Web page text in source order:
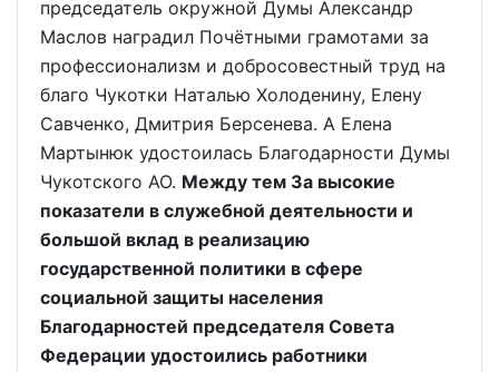
председатель окружной Думы Александр
Маслов наградил Почётными грамотами за
профессионализм и добросовестный труд на
благо Чукотки Наталью Холоденину, Елену
Савченко, Дмитрия Берсенева. А Елена
Мартынюк удостоилась Благодарности Думы
Чукотского АО. Между тем За высокие
показатели в служебной деятельности и
большой вклад в реализацию
государственной политики в сфере
социальной защиты населения
Благодарностей председателя Совета
Федерации удостоились работники